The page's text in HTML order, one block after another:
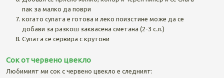
пак за малко да поври
когато супата е готова и леко поизстине може да се
добави за разкош заквасена сметана (2-3 с.л.)
Супата се сервира с крутони
Сок от червено цвекло
Любимият ми сок с червено цвекло е следният: